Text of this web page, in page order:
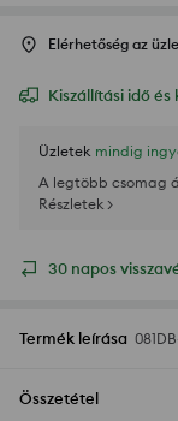
Elérhetőség az
Kiszállítási idő és
Üzletek mindig
A legtöbb csomag
Részletek >
30 napos
Termék leírása
Összetétel